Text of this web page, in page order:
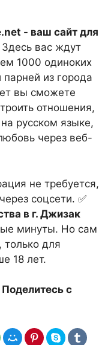
- ваш сайт для
Здесь вас ждут
1000 одиноких
из города
вы сможете
отношения,
русском языке,
через веб-
не требуется,
соцсети. ✅
в г. Джизак
минуты. Но сам
только для
18 лет.
с